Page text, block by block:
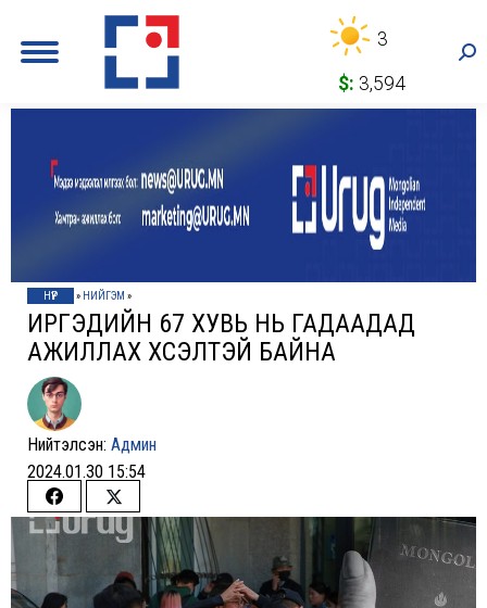
3
$: 3,594
НҮҮР » НИЙГЭМ »
ИРГЭДИЙН 67 ХУВЬ НЬ ГАДААДАД
АЖИЛЛАХ ХҮСЭЛТЭЙ БАЙНА
Нийтэлсэн: Админ
2024.01.30 15:54
Share
Facebook
Share
on
Twitter